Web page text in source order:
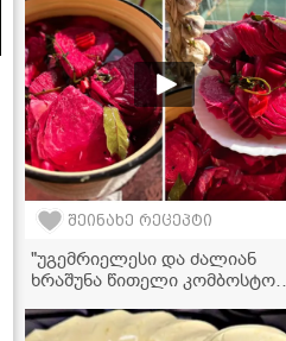
შეინახე რეცეპტი
"უგემრიელესი და ძალიან
ხრაშუნა წითელი კომბოსტოს
რეცეპტი